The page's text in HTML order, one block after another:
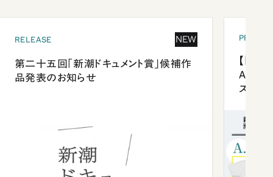
RELEASE NEW
第二十五回「新潮ドキュメント賞」候補作
品発表のお知らせ
【「新
ズプレ